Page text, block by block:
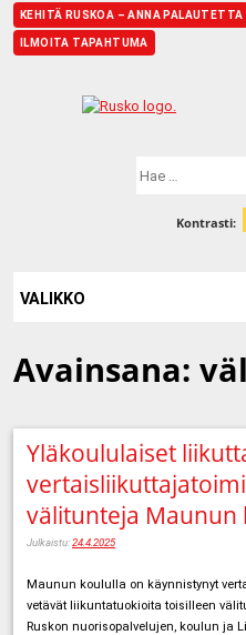
KEHITÄ RUSKOA – ANNA PALAUTETTA
ILMOITA TAPAHTUMA
Hae:
Kontrasti:
VALIKKO
Avainsana:
Yläkoululaiset
välitunteja Maunun
Julkaistu:24.4.2025
Maunun koululla on käynnistynyt
vetävät liikuntatuokioita toisilleen
Ruskon nuorisopalvelujen, koulun ja